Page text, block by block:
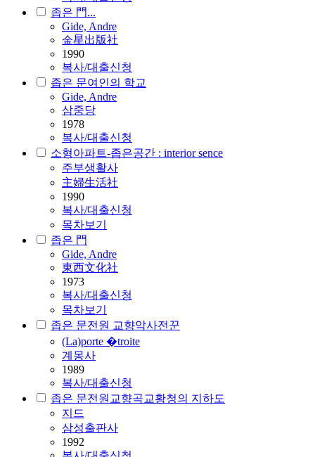
좁은 門...
Gide, Andre
金星出版社
1990
복사/대출신청
좁은 문여인의 학교
Gide, Andre
삼중당
1978
복사/대출신청
소형아파트-좁은공간 : interior sence
주부생활사
主婦生活社
1990
복사/대출신청
목차보기
좁은 門
Gide, Andre
東西文化社
1973
복사/대출신청
목차보기
좁은 문전원 교향악사전꾼
(La)porte �troite
계몽사
1989
복사/대출신청
좁은 문전원교향곡교황청의 지하도
지드
삼성출판사
1992